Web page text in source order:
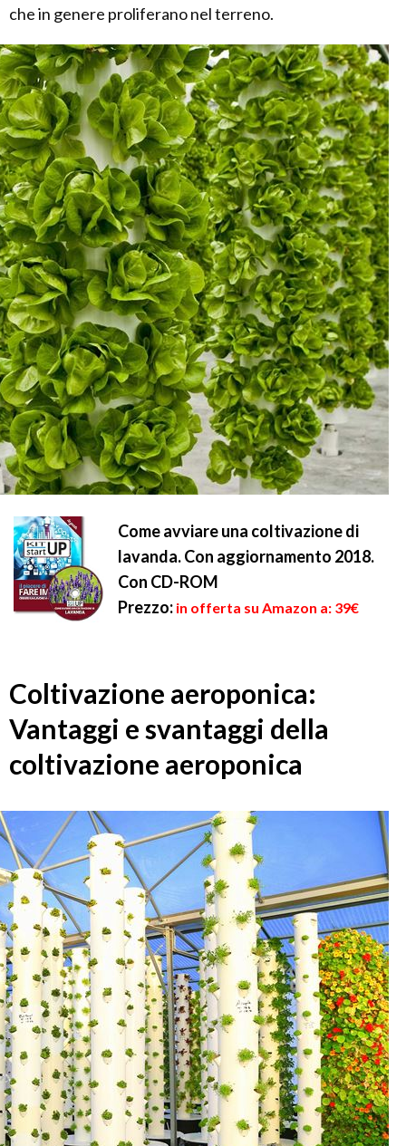
che in genere proliferano nel terreno.
Come avviare una coltivazione di
lavanda. Con aggiornamento 2018.
Con CD-ROM
Prezzo: in offerta su Amazon a: 39€
Coltivazione aeroponica:
Vantaggi e svantaggi della
coltivazione aeroponica